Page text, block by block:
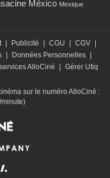
México Mexique
Publicité CGU CGV
Données Personnelles
AlloCiné
Gérer Utiq
sur le numéro AlloCiné :